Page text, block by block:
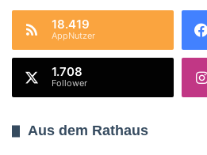
18.419
AppNutzer
1.708
Follower
Aus dem Rathaus